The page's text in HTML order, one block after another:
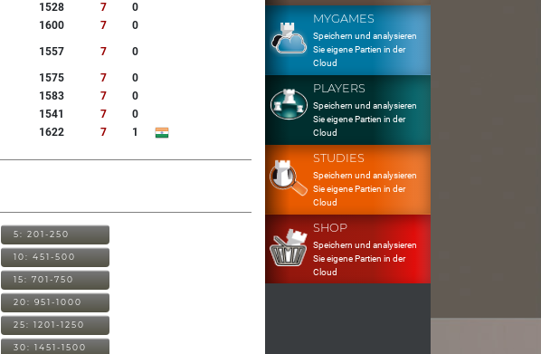
1528 7
0
1600 7 0
1557 7 0
1575 7
0
1583 7
0
1541 7
0
1622 7 1
5: 201-250
10: 451-500
15: 701-750
20: 951-1000
25: 1201-1250
30: 1451-1500
MYGAMES
Speichern und analysieren
Sie eigene Partien in der
Cloud
PLAYERS
Speichern und analysieren
Sie eigene Partien in der
Cloud
STUDIES
Speichern und analysieren
Sie eigene Partien in der
Cloud
SHOP
Speichern und analysieren
Sie eigene Partien in der
Cloud